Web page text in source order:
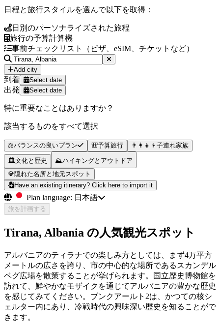
日程と旅行スタイルを選んで以下を取得：
日別のパーソナライズされた旅程
旅行の予算計算機
事前チェックリスト（ビザ、eSIM、チケットなど）
Add city
到着 Select date
出発 Select date
特に重要なことはありますか？
該当するものをすべて選択
⚖️バランスの良いプラン 🎒予算旅行 👨‍👩‍👧‍👦 子連れ家族
🏛️文化と歴史 ⛰️ハイキングとアウトドア
💎隠れた名所と地元スポット
Have an existing itinerary? Click here to import it
Plan language: 日本語
旅を計画する
Tirana, Albania の人気観光スポット
アルバニアのティラナでの楽しみ方としては、まず4万平方
メートルの広さを誇り、市の中心的な場所であるスカンデル
ベグ広場を散策することが挙げられます。国立歴史博物館を
訪れて、鮮やかなモザイクを通じてアルバニアの豊かな歴史
を感じてみてください。ブンクアールト2は、かつての核シ
ェルター内にあり、冷戦時代の興味深い歴史を知ることがで
きます。